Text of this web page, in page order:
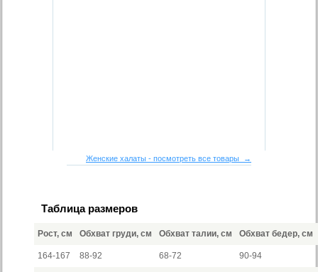
Женские халаты - посмотреть все товары →
Таблица размеров
Рост, см Обхват груди, см Обхват талии, см Обхват бедер, см
164-167 88-92 68-72 90-94